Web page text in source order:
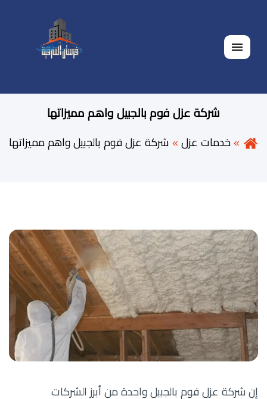
القائمة
شركة عزل فوم بالجبيل واهم مميزاتها
خدمات عزل شركة عزل فوم بالجبيل واهم مميزاتها
إن شركة عزل فوم بالجبيل واحدة من أبرز الشركات